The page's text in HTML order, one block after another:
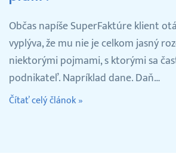
Občas napíše SuperFaktúre klient
vyplýva, že mu nie je celkom jasný
niektorými pojmami, s ktorými sa
podnikateľ. Napríklad dane. Daň…
Čítať celý článok »